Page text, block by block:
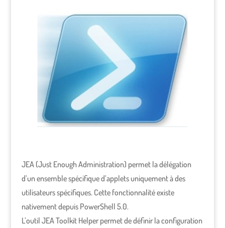
JEA (Just Enough Administration) permet la délégation
d’un ensemble spécifique d’applets uniquement à des
utilisateurs spécifiques. Cette fonctionnalité existe
nativement depuis PowerShell 5.0.
L’outil JEA Toolkit Helper permet de définir la configuration